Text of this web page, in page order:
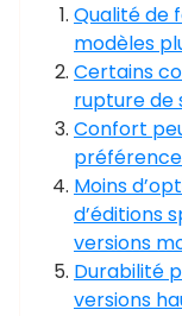
Qualité de
modèles
Certains
rupture de
Confort
Moins
d’éditions
versions
Durabilité
versions